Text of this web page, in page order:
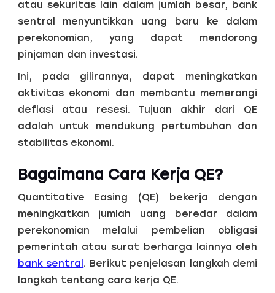
atau sekuritas lain dalam jumlah besar, bank
sentral menyuntikkan uang baru ke dalam
perekonomian, yang dapat mendorong
pinjaman dan investasi.
Ini, pada gilirannya, dapat meningkatkan
aktivitas ekonomi dan membantu memerangi
deflasi atau resesi. Tujuan akhir dari QE
adalah untuk mendukung pertumbuhan dan
stabilitas ekonomi.
Bagaimana Cara Kerja QE?
Quantitative Easing (QE) bekerja dengan
meningkatkan jumlah uang beredar dalam
perekonomian melalui pembelian obligasi
pemerintah atau surat berharga lainnya oleh
bank sentral. Berikut penjelasan langkah demi
langkah tentang cara kerja QE.